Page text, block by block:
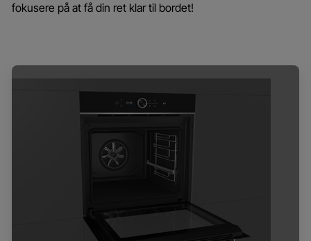
fokusere på at få din ret klar til bordet!